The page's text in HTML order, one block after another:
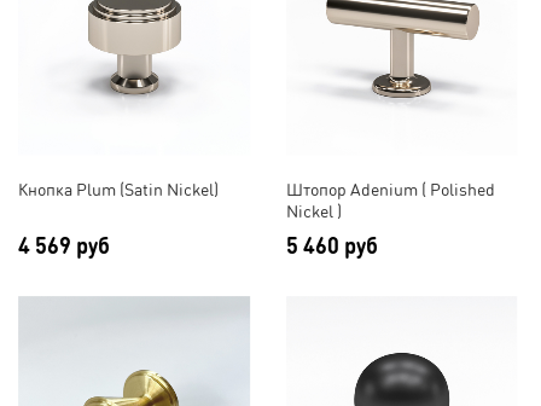
Кнопка Plum (Satin Nickel)
4 569 руб
Штопор Adenium ( Polished
Nickel )
5 460 руб